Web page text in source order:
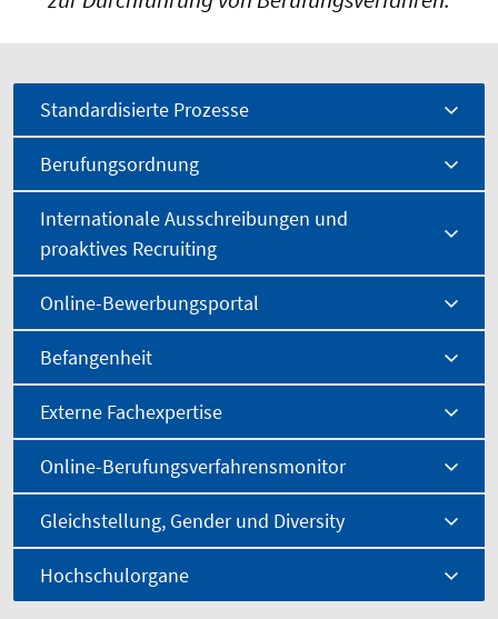
Standardisierte Prozesse
Berufungsordnung
Internationale Ausschreibungen und
proaktives Recruiting
Online-Bewerbungsportal
Befangenheit
Externe Fachexpertise
Online-Berufungsverfahrensmonitor
Gleichstellung, Gender und Diversity
Hochschulorgane